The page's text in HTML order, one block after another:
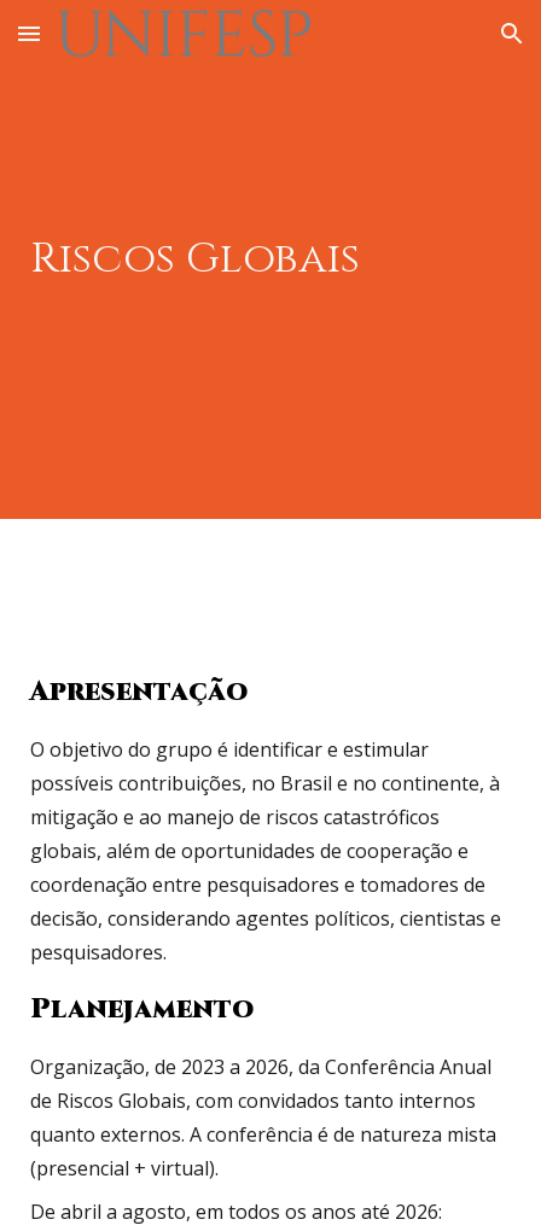
Skip to main content Skip to navigation
Riscos Globais
Apresentação
O objetivo do grupo é identificar e estimular
possíveis contribuições, no Brasil e no continente, à
mitigação e ao manejo de riscos catastróficos
globais, além de oportunidades de cooperação e
coordenação entre pesquisadores e tomadores de
decisão, considerando agentes políticos, cientistas e
pesquisadores.
Planejamento
Organização, de 2023 a 2026, da Conferência Anual
de Riscos Globais, com convidados tanto internos
quanto externos. A conferência é de natureza mista
(presencial + virtual).
De abril a agosto, em todos os anos até 2026: